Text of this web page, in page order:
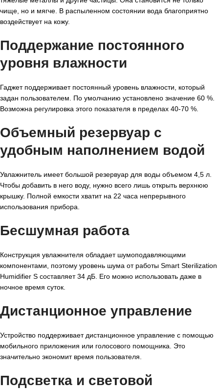
чище, но и мягче. В распыленном состоянии вода благоприятно
воздействует на кожу.
Поддержание постоянного
уровня влажности
Гаджет поддерживает постоянный уровень влажности, который
задан пользователем. По умолчанию установлено значение 60 %.
Возможна регулировка этого показателя в пределах 40-70 %.
Объемный резервуар с
удобным наполнением водой
Увлажнитель имеет большой резервуар для воды объемом 4,5 л.
Чтобы добавить в него воду, нужно всего лишь открыть верхнюю
крышку. Полной емкости хватит на 22 часа непрерывного
использования прибора.
Бесшумная работа
Конструкция увлажнителя обладает шумоподавляющими
компонентами, поэтому уровень шума от работы Smart Sterilization
Humidifier S составляет 34 дБ. Его можно использовать даже в
ночное время суток.
Дистанционное управление
Устройство поддерживает дистанционное управление с помощью
мобильного приложения или голосового помощника. Это
значительно экономит время пользователя.
Подсветка и световой